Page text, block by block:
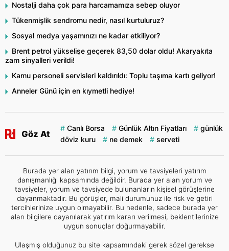
Nostalji daha çok para harcamamıza sebep oluyor
Tükenmişlik sendromu nedir, nasıl kurtuluruz?
Sosyal medya yaşamınızı ne kadar etkiliyor?
Brent petrol yükselişe geçerek 83,50 dolar oldu! Akaryakıta
zam sinyalleri verildi!
Kamu personeli servisleri kaldırıldı: Toplu taşıma kartı geliyor!
Anneler Günü için en kıymetli hediye!
Göz At
Canlı Borsa Günlük Altın Fiyatları
günlük
döviz kuru
ne demek serveti
Burada yer alan yatırım bilgi, yorum ve tavsiyeleri yatırım
danışmanlığı kapsamında değildir. Burada yer alan yorum ve
tavsiyeler, yorum ve tavsiyede bulunanların kişisel görüşlerine
dayanmaktadır. Bu görüşler, mali durumunuz ile risk ve getiri
tercihlerinize uygun olmayabilir. Bu nedenle, sadece burada yer
alan bilgilere dayanılarak yatırım kararı verilmesi, beklentilerinize
uygun sonuçlar doğurmayabilir.
Ulaşmış olduğunuz bu site kapsamındaki gerek sözel gerekse